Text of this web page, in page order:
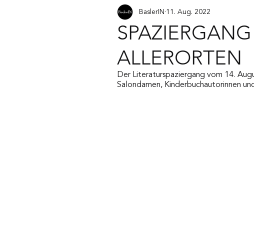
ALLERORTEN
BaslerIN 11. Aug. 2022
Der Literaturspaziergang vom 14.
Salondamen, Kinderbuchautorinnen